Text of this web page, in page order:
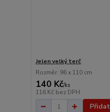
Jelen velký terč
Rozměr: 96 x 110 cm
140 Kč/ks
116 Kč bez DPH